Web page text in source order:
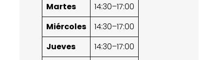
Martes
14:30–17:00
Miércoles
14:30–17:00
Jueves
14:30–17:00